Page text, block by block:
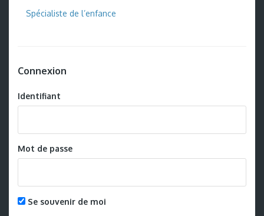
Spécialiste de l’enfance
Connexion
Identifiant
Mot de passe
Se souvenir de moi